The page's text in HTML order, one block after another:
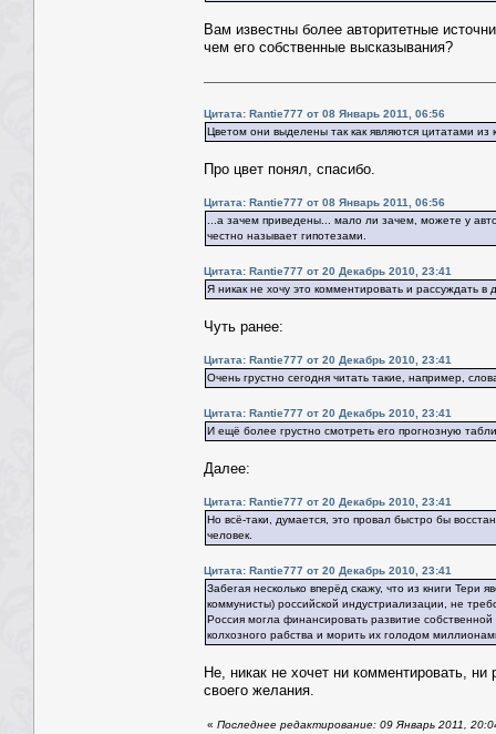
Вам известны более авторитетные
чем его собственные высказывания?
Цитата: Rantie777 от 08 Январь 2011, 06:56
Цветом они выделены так как являются цитатами из
Про цвет понял, спасибо.
Цитата: Rantie777 от 08 Январь 2011, 06:56
...а зачем приведены... мало ли зачем, можете у
честно называет гипотезами.
Цитата: Rantie777 от 20 Декабрь 2010, 23:41
Я никак не хочу это комментировать и рассуждать
Чуть ранее:
Цитата: Rantie777 от 20 Декабрь 2010, 23:41
Очень грустно сегодня читать такие, например,
Цитата: Rantie777 от 20 Декабрь 2010, 23:41
И ещё более грустно смотреть его прогнозную
Далее:
Цитата: Rantie777 от 20 Декабрь 2010, 23:41
Но всё-таки, думается, это провал быстро бы
человек.
Цитата: Rantie777 от 20 Декабрь 2010, 23:41
Забегая несколько вперёд скажу, что из книги Тери
коммунисты) российской индустриализации, не
Россия могла финансировать развитие
колхозного рабства и морить их голодом
Не, никак не хочет ни комментировать,
своего желания.
« Последнее редактирование: 09 Январь 2011,